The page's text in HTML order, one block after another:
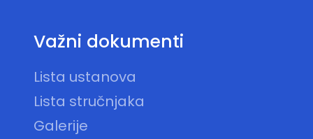
Važni dokumenti
Lista ustanova
Lista stručnjaka
Galerije